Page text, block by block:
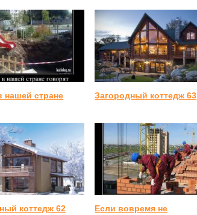
нашей стране Загородный коттедж 63
коттедж 62
Если вовремя не